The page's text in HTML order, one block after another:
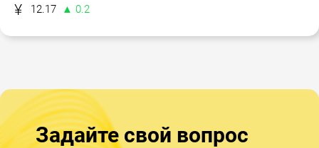
12.17
▲ 0.2
Задайте свой вопрос